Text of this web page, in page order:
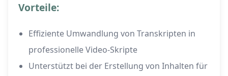
Vorteile:
Effiziente Umwandlung von Transkripten in
professionelle Video-Skripte
Unterstützt bei der Erstellung von Inhalten für